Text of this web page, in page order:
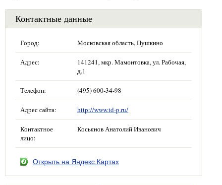
Контактные данные
Город: Московская область, Пушкино
Адрес:
141241, мкр. Мамонтовка, ул. Рабочая,
д.1
Телефон: (495) 600-34-98
Адрес сайта: http://www.td-p.ru/
Контактное
лицо:
Косьянов Анатолий Иванович
Открыть на Яндекс.Картах